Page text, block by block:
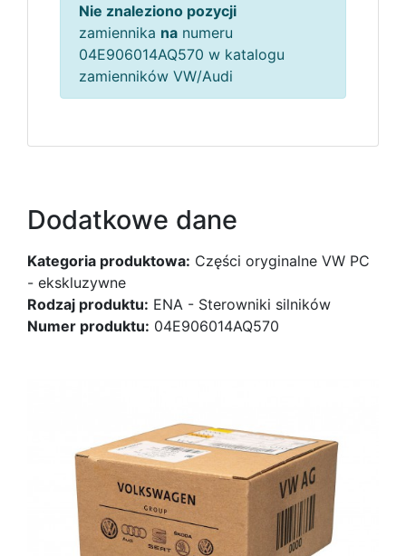
Nie znaleziono pozycji
zamiennika na numeru
04E906014AQ570 w katalogu
zamienników VW/Audi
Dodatkowe dane
Kategoria produktowa: Części oryginalne VW PC
- ekskluzywne
Rodzaj produktu: ENA - Sterowniki silników
Numer produktu: 04E906014AQ570